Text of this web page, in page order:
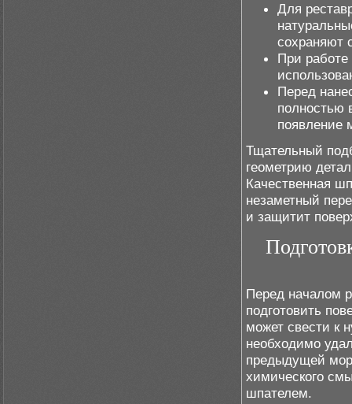
Для
сохраняют
При работе
Перед
полностью
появление
Тщательный
геометрию
Качественная
незаметный
и защитит
Перед началом
подготовить
может свести к
необходимо
предыдущей
химического
шпателем.